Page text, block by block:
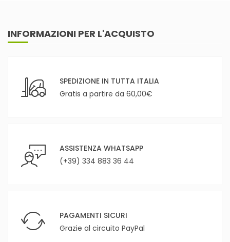
INFORMAZIONI PER L'ACQUISTO
SPEDIZIONE IN TUTTA ITALIA
Gratis a partire da 60,00€
ASSISTENZA WHATSAPP
(+39) 334 883 36 44
PAGAMENTI SICURI
Grazie al circuito PayPal